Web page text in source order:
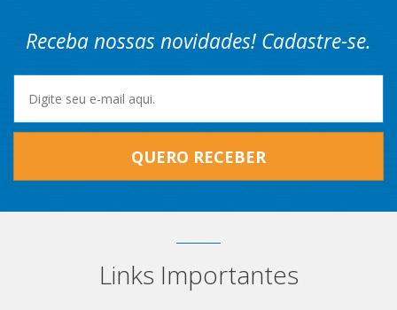
Receba nossas novidades! Cadastre-se.
QUERO RECEBER
Links Importantes